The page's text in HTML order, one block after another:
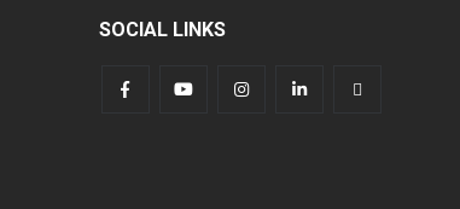
SOCIAL LINKS